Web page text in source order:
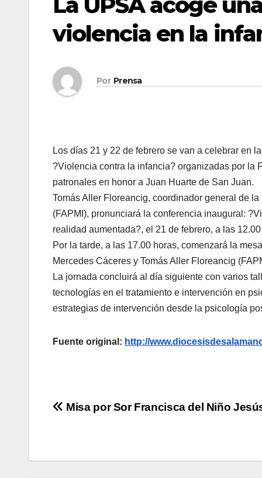
violencia en la
Por Prensa
Los días 21 y 22 de febrero se van a celebrar en
?Violencia contra la infancia? organizadas por la
patronales en honor a Juan Huarte de San Juan.
Tomás Aller Floreancig, coordinador general de
(FAPMI), pronunciará la conferencia inaugural:
realidad aumentada?, el 21 de febrero, a las
Por la tarde, a las 17.00 horas, comenzará la
Mercedes Cáceres y Tomás Aller Floreancig
La jornada concluirá al día siguiente con varios
tecnologías en el tratamiento e intervención en
estrategias de intervención desde la psicología
Fuente original: http://
Navegación
entradas
Misa por Sor Francisca del Niño